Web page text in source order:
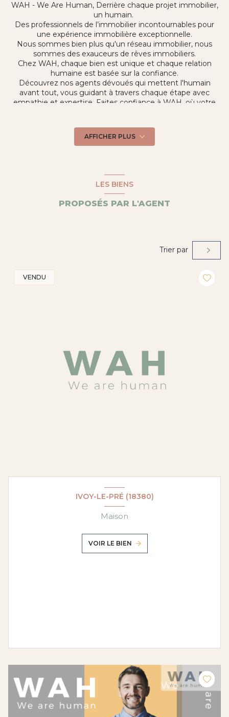
WAH - We Are Human, Derrière chaque projet immobilier,
un humain.
Des professionnels de l’immobilier incontournables pour
une expérience immobilière exceptionnelle.
Nous sommes bien plus qu'un réseau immobilier, nous
sommes des exauceurs de rêves immobiliers.
Chez WAH, chaque bien est unique et chaque relation
humaine est basée sur la confiance.
Découvrez nos agents dévoués qui mettent l'humain
avant tout, vous guidant à travers chaque étape avec
empathie et expertise. Faites confiance à WAH, où votre
Je suis présent sur le secteur de LUNEL sud est (34400).
Je gère également un portefeuille de locations.
AFFICHER PLUS
LES BIENS
PROPOSÉS PAR L'AGENT
Trier par
VENDU
IVOY-LE-PRÉ (18380)
Maison
VOIR LE BIEN